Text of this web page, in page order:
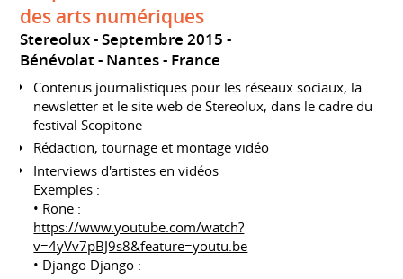
des arts numériques
Stereolux
Septembre 2015
Bénévolat
Nantes France
Contenus journalistiques pour les réseaux sociaux, la
newsletter et le site web de Stereolux, dans le cadre du
festival Scopitone
Rédaction, tournage et montage vidéo
Interviews d'artistes en vidéos
Exemples :
• Rone :
https://www.youtube.com/watch?
v=4yVv7pBJ9s8&feature=youtu.be
• Django Django :